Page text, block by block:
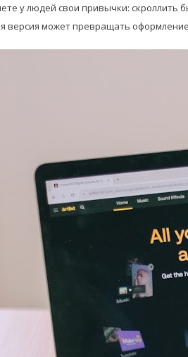
у людей свои привычки: скроллить
версия может превращать